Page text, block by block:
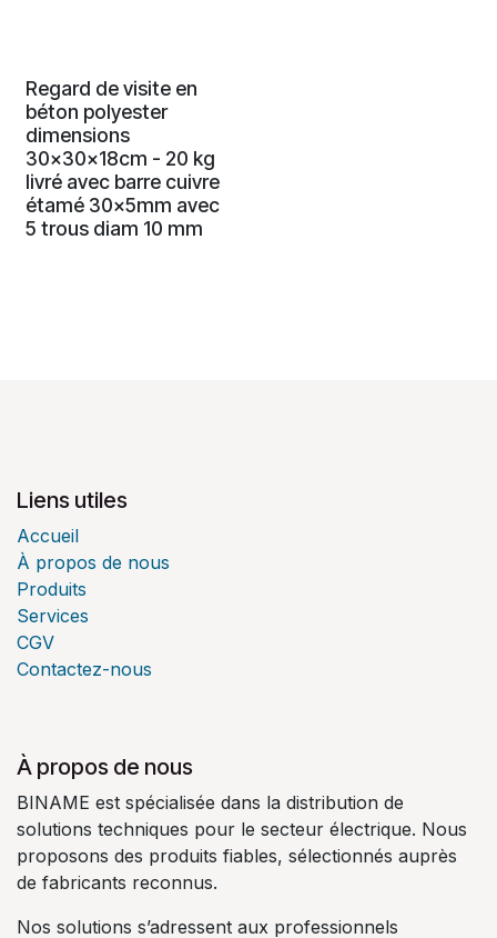
Regard de visite en
béton polyester
dimensions
30x30x18cm - 20 kg
livré avec barre cuivre
étamé 30x5mm avec
5 trous diam 10 mm
Liens utiles
Accueil
À propos de nous
Produits
Services
CGV
Contactez-nous
À propos de nous
BINAME est spécialisée dans la distribution de
solutions techniques pour le secteur électrique. Nous
proposons des produits fiables, sélectionnés auprès
de fabricants reconnus.
Nos solutions s’adressent aux professionnels